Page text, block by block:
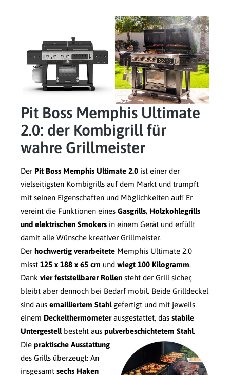
Pit Boss Memphis Ultimate
2.0: der Kombigrill für
wahre Grillmeister
Der Pit Boss Memphis Ultimate 2.0 ist einer der
vielseitigsten Kombigrills auf dem Markt und trumpft
mit seinen Eigenschaften und Möglichkeiten auf! Er
vereint die Funktionen eines Gasgrills, Holzkohlegrills
und elektrischen Smokers in einem Gerät und erfüllt
damit alle Wünsche kreativer Grillmeister.
Der hochwertig verarbeitete Memphis Ultimate 2.0
misst 125 x 188 x 65 cm und wiegt 100 Kilogramm.
Dank vier feststellbarer Rollen steht der Grill sicher,
bleibt aber dennoch bei Bedarf mobil. Beide Grilldeckel
sind aus emailliertem Stahlgefertigt und mit jeweils
einem Deckelthermometerausgestattet, das stabile
Untergestellbesteht aus pulverbeschichtetem Stahl.
Die praktische Ausstattung
des Grills überzeugt: An
insgesamt sechs Haken